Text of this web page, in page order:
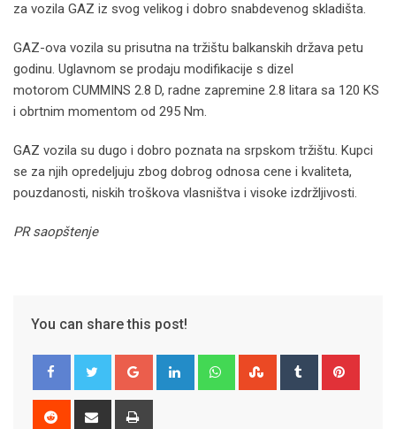
za vozila GAZ iz svog velikog i dobro snabdevenog skladišta.
GAZ-ova vozila su prisutna na tržištu balkanskih država petu
godinu. Uglavnom se prodaju modifikacije s dizel
motorom CUMMINS 2.8 D, radne zapremine 2.8 litara sa 120 KS
i obrtnim momentom od 295 Nm.
GAZ vozila su dugo i dobro poznata na srpskom tržištu. Kupci
se za njih opredeljuju zbog dobrog odnosa cene i kvaliteta,
pouzdanosti, niskih troškova vlasništva i visoke izdržljivosti.
PR saopštenje
You can share this post!
Google+ LinkedIn WhatsappStumbleUpon
Tumblr
Reddit
Share